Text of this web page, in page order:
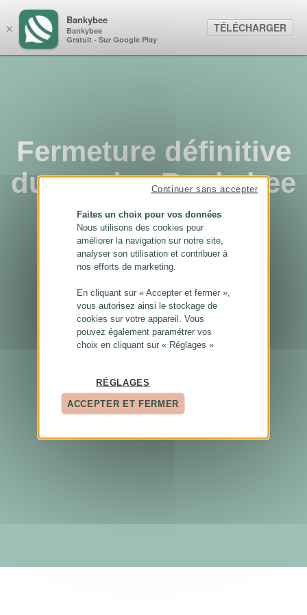
Fermeture définitive
du service Bankybee
...
×
Bankybee
Bankybee
Gratuit - Sur Google Play
TÉLÉCHARGER
Faites un choix pour vos données
Nous utilisons des cookies pour
améliorer la navigation sur notre site,
analyser son utilisation et contribuer à
nos efforts de marketing.
En cliquant sur « Accepter et fermer »,
vous autorisez ainsi le stockage de
cookies sur votre appareil. Vous
pouvez également paramétrer vos
choix en cliquant sur « Réglages »
RÉGLAGES
ACCEPTER ET FERMER
Continuer sans accepter